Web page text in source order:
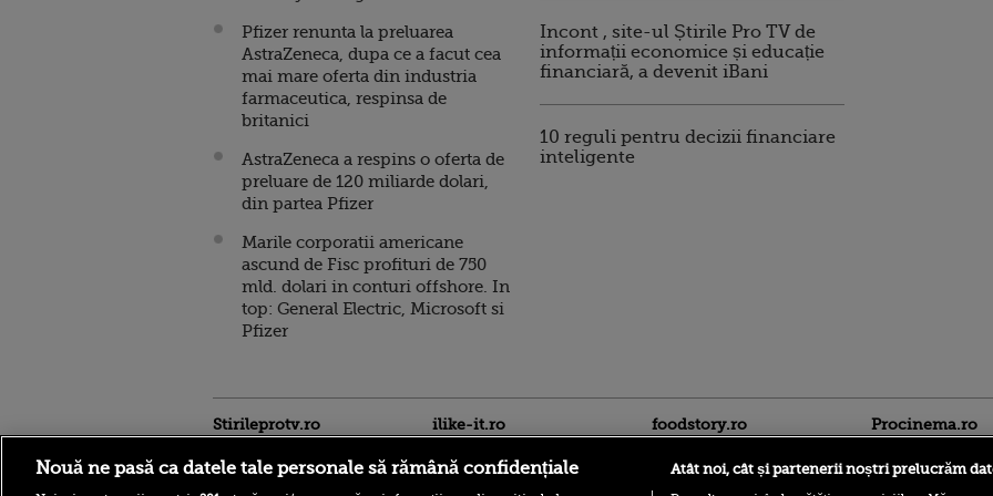
Pfizer renunta la preluarea
AstraZeneca, dupa ce a facut cea
mai mare oferta din industria
farmaceutica, respinsa de
britanici
AstraZeneca a respins o oferta de
preluare de 120 miliarde dolari,
din partea Pfizer
Marile corporatii americane
ascund de Fisc profituri de 750
mld. dolari in conturi offshore. In
top: General Electric, Microsoft si
Pfizer
Incont , site-ul Știrile Pro TV de
informații economice și educație
financiară, a devenit iBani
10 reguli pentru decizii financiare
inteligente
Stirileprotv.ro ilike-it.ro foodstory.ro Procinema.ro
Nouă ne pasă ca datele tale personale să rămână confidențiale Atât noi, cât și partenerii noștri prelucrăm